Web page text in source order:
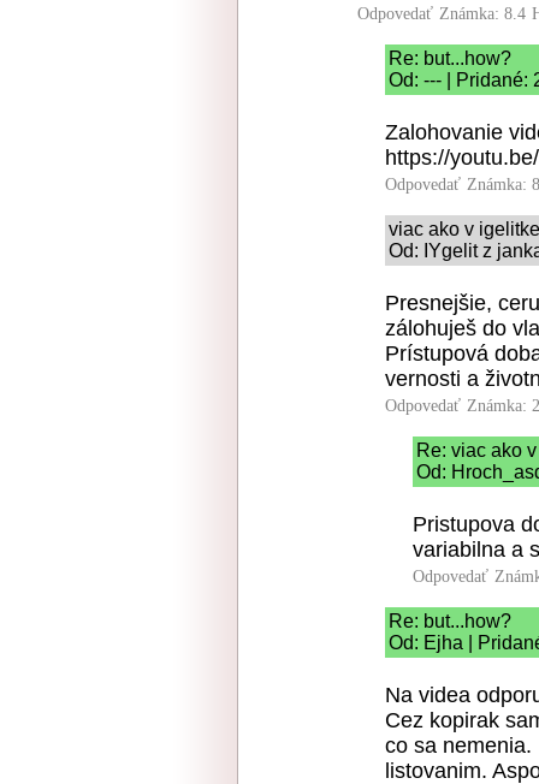
Odpovedať Známka: 8.4
Re: but...how?
Od: --- | Pridané:
Zalohovanie
https://
Odpovedať Známka:
viac ako v
Od: IYgelit z
Presnejšie,
zálohuješ do
Prístupová
vernosti a
Odpovedať Známka:
Re: viac ako
Od:
Pristupova
variabilna a
Odpovedať
Re: but...how?
Od: Ejha |
Na videa
Cez kopirak
co sa
listovanim.